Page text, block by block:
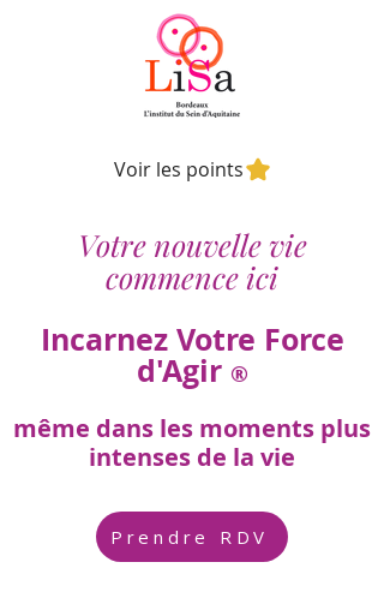
Voir les points
Votre nouvelle vie
commence ici
Incarnez Votre Force
d'Agir ®
même dans les moments plus
intenses de la vie
Prendre RDV